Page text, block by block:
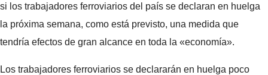
si los trabajadores ferroviarios del país se declaran en huelga
la próxima semana, como está previsto, una medida que
tendría efectos de gran alcance en toda la «economía».
Los trabajadores ferroviarios se declararán en huelga poco